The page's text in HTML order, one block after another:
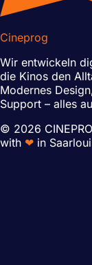
Cineprog
Wir entwickeln
die Kinos den
Modernes
Support – alles
© 2026
with ❤ in